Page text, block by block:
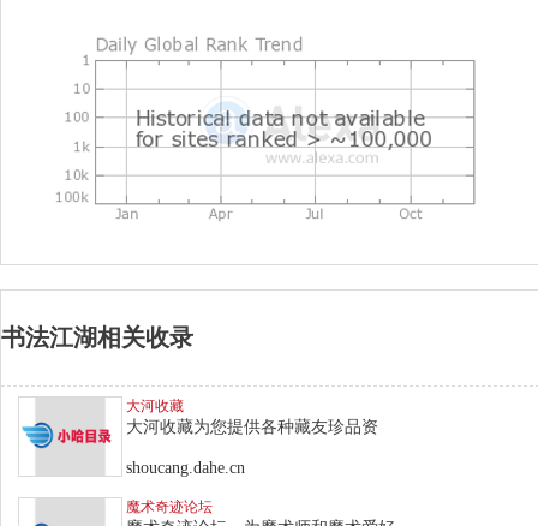
书法江湖相关收录
大河收藏
大河收藏为您提供各种藏友珍品资
shoucang.dahe.cn
魔术奇迹论坛